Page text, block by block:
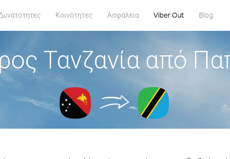
Κοινότητες Ασφάλεια Viber Out Blog
Τανζανία από